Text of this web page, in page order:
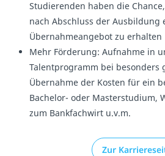
Studierenden haben die
nach Abschluss der Ausbildung
Übernahmeangebot zu erhalten
Mehr Förderung: Aufnahme in
Talentprogramm bei besonders
Übernahme der Kosten für ein
Bachelor- oder Masterstudium,
zum Bankfachwirt u.v.m.
Zur